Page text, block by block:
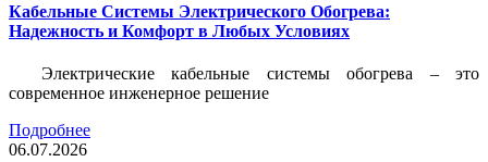
Кабельные Системы Электрического Обогрева:
Надежность и Комфорт в Любых Условиях
Электрические кабельные системы обогрева – это
современное инженерное решение
Подробнее
06.07.2026